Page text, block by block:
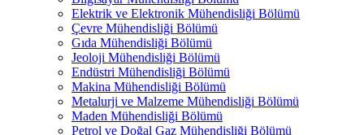
Elektrik ve Elektronik Mühendisliği Bölümü
Çevre Mühendisliği Bölümü
Gıda Mühendisliği Bölümü
Jeoloji Mühendisliği Bölümü
Endüstri Mühendisliği Bölümü
Makina Mühendisliği Bölümü
Metalurji ve Malzeme Mühendisliği Bölümü
Maden Mühendisliği Bölümü
Petrol ve Doğal Gaz Mühendisliği Bölümü